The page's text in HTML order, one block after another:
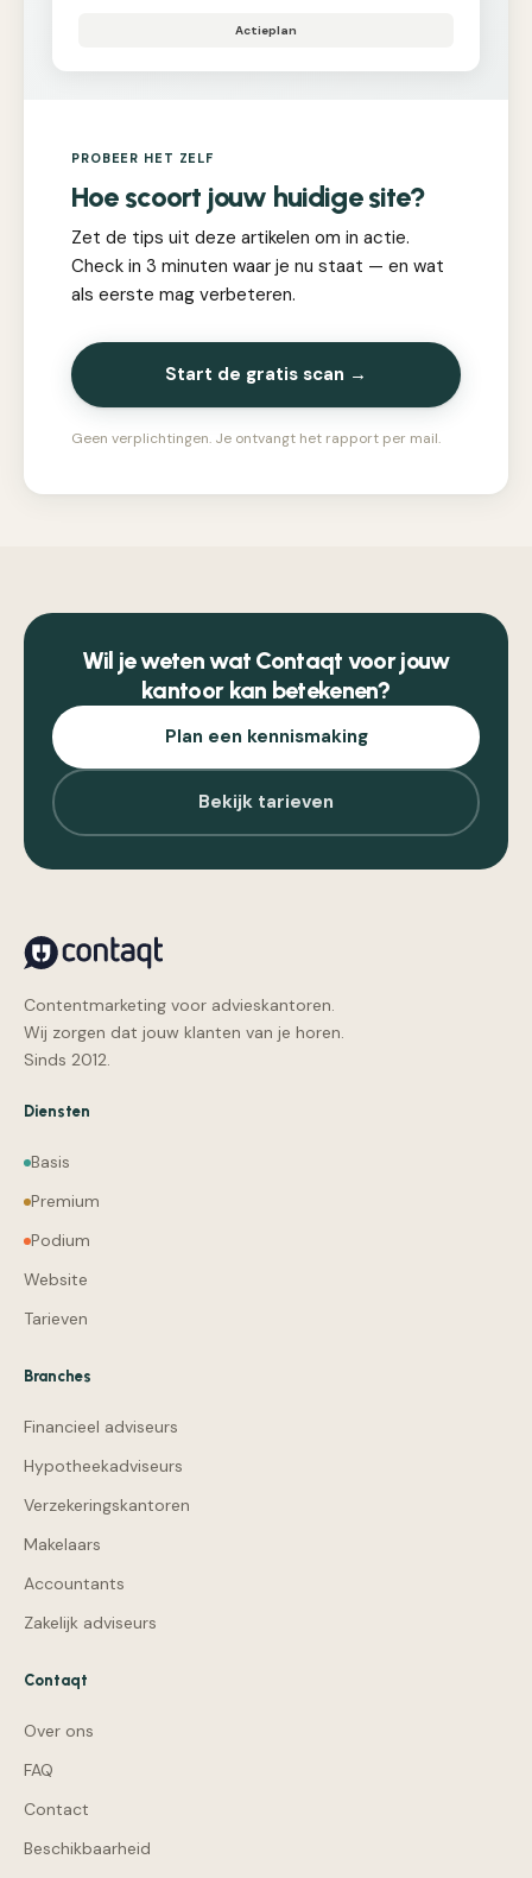
Actieplan
PROBEER HET ZELF
Hoe scoort jouw huidige site?
Zet de tips uit deze artikelen om in actie.
Check in 3 minuten waar je nu staat — en wat
als eerste mag verbeteren.
Start de gratis scan →
Geen verplichtingen. Je ontvangt het rapport per mail.
Wil je weten wat Contaqt voor jouw
kantoor kan betekenen?
Plan een kennismaking
Bekijk tarieven
Contentmarketing voor advieskantoren.
Wij zorgen dat jouw klanten van je horen.
Sinds 2012.
Diensten
Basis
Premium
Podium
Website
Tarieven
Branches
Financieel adviseurs
Hypotheekadviseurs
Verzekeringskantoren
Makelaars
Accountants
Zakelijk adviseurs
Contaqt
Over ons
FAQ
Contact
Beschikbaarheid